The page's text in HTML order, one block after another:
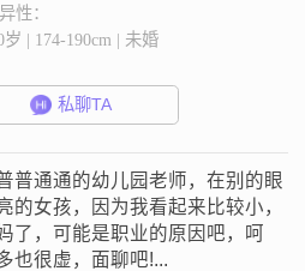
性：
岁 | 174-190cm | 未婚
私聊TA
普通通的幼儿园老师，在别的眼
的女孩，因为我看起来比较小，
了，可能是职业的原因吧，呵
也很虚，面聊吧!...